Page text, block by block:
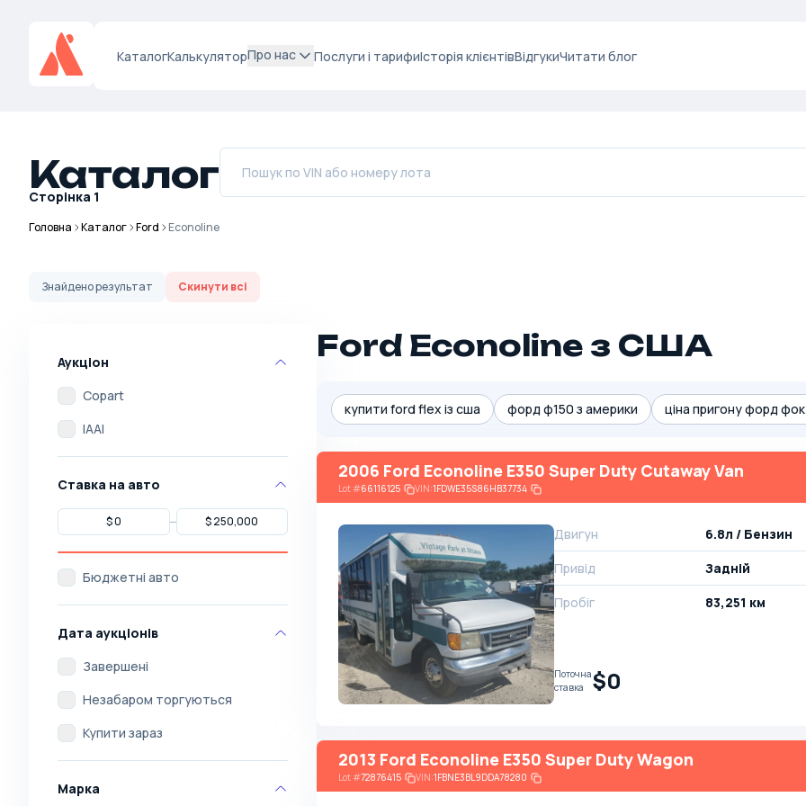
КаталогКалькуляторПро нас Послуги і тарифиІсторія клієнтівВідгукиЧитати блог
Каталог
Сторінка 1
Головна Каталог Ford Econoline
Знайденорезультат Скинути всі
Аукціон
Copart
IAAI
Ставка на авто
Бюджетні авто
Дата аукціонів
Завершені
Незабаром торгуються
Купити зараз
Марка
Ford Econoline з США
купити ford flex із сша форд ф150 з америки ціна пригону форд
2006 Ford Econoline E350 Super Duty Cutaway Van
Lot#66116125 VIN:1FDWE35S86HB37734
Двигун
6.8л / Бензин
Привід
Задній
Пробіг
83,251 км
Поточна
ставка
$0
2013 Ford Econoline E350 Super Duty Wagon
Lot#72876415 VIN:1FBNE3BL9DDA78280